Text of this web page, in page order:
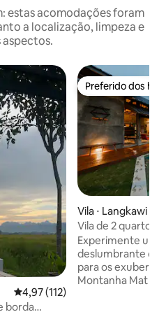
estas acomodações foram
a localização, limpeza e
4,97 de uma avaliação média de
4,97 (112)
borda
Preferido dos
Preferido dos
Vila ⋅ Langkawi
Vila de 2 quartos
e piscina privativa
Experimente
deslumbrante
para os
Montanha Mat